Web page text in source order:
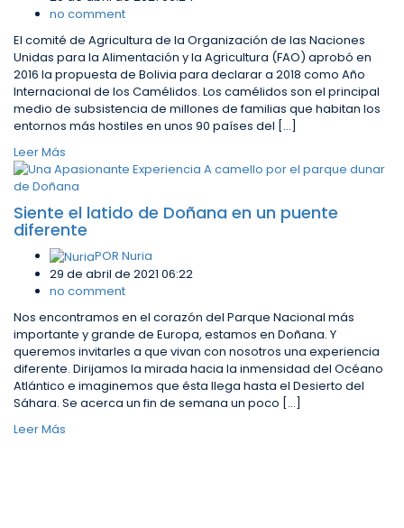
no comment
El comité de Agricultura de la Organización de las Naciones
Unidas para la Alimentación y la Agricultura (FAO) aprobó en
2016 la propuesta de Bolivia para declarar a 2018 como Año
Internacional de los Camélidos. Los camélidos son el principal
medio de subsistencia de millones de familias que habitan los
entornos más hostiles en unos 90 países del […]
Leer Más
Siente el latido de Doñana en un puente
diferente
POR Nuria
29 de abril de 2021 06:22
no comment
Nos encontramos en el corazón del Parque Nacional más
importante y grande de Europa, estamos en Doñana. Y
queremos invitarles a que vivan con nosotros una experiencia
diferente. Dirijamos la mirada hacia la inmensidad del Océano
Atlántico e imaginemos que ésta llega hasta el Desierto del
Sáhara. Se acerca un fin de semana un poco […]
Leer Más